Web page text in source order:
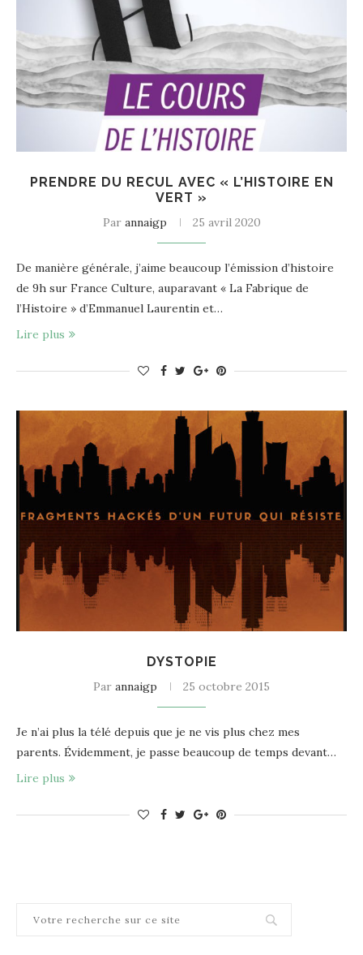
PRENDRE DU RECUL AVEC « L’HISTOIRE EN
VERT »
Par annaigp 25 avril 2020
De manière générale, j’aime beaucoup l’émission d’histoire
de 9h sur France Culture, auparavant « La Fabrique de
l’Histoire » d’Emmanuel Laurentin et…
Lire plus
DYSTOPIE
Par annaigp 25 octobre 2015
Je n’ai plus la télé depuis que je ne vis plus chez mes
parents. Évidemment, je passe beaucoup de temps devant…
Lire plus